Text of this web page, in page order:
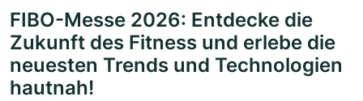
FIBO-Messe 2026: Entdecke die
Zukunft des Fitness und erlebe die
neuesten Trends und Technologien
hautnah!